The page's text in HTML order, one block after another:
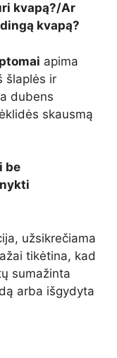
kvapą?/Ar
kvapą?
apima
šlaplės ir
dubens
skausmą
be
užsikrečiama
tikėtina, kad
sumažinta
arba išgydyta